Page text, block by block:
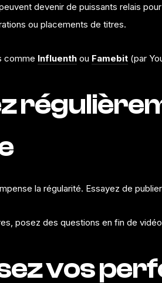
devenir de puissants relais
ou placements de titres.
comme Influenth ou Famebit (par
la régularité. Essayez de
posez des questions en fin de
vos